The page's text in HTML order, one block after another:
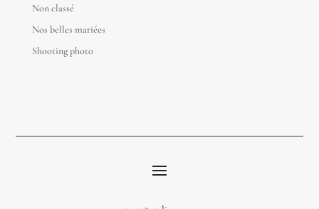
Non classé
Nos belles mariées
Shooting photo